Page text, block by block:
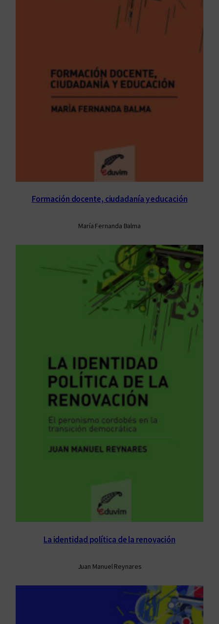
Formación docente, ciudadanía y educación
María Fernanda Balma
La identidad política de la renovación
Juan Manuel Reynares